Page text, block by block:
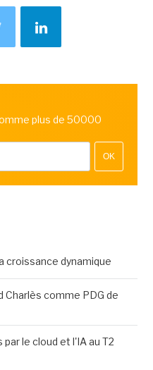
plus de 50000
OK
croissance dynamique
Charlès comme PDG de
le cloud et l'IA au T2